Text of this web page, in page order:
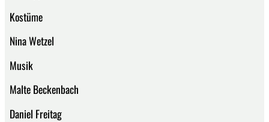
Kostüme
Nina Wetzel
Musik
Malte Beckenbach
Daniel Freitag